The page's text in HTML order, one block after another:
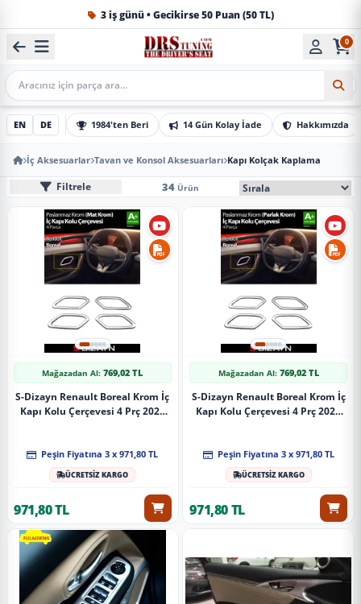
3 iş günü • Gecikirse 50 Puan (50 TL)
1984'ten beri Türkiye’nin en büyük oto aksesuar ve tuning 0
Mobil Arama
EN DE 1984'ten Beri 14 Gün Kolay İade Hakkımızda
İç Aksesuarlar Tavan ve Konsol Aksesuarları Kapı Kolçak Kaplama
Kapı Kolçak Kaplama
Filtrele 34 Ürün Mobil Sıralama
Mağazadan Al:769,02 TL
S-Dizayn Renault Boreal Krom İç
Kapı Kolu Çerçevesi 4 Prç 2025
Peşin Fiyatına 3 x 971,80 TL
ÜCRETSİZ KARGO
971,80 TL
Mağazadan Al: 769,02 TL
S-Dizayn Renault Boreal Krom İç
Kapı Kolu Çerçevesi 4 Prç 2025
Peşin Fiyatına 3 x 971,80 TL
ÜCRETSİZ KARGO
971,80 TL